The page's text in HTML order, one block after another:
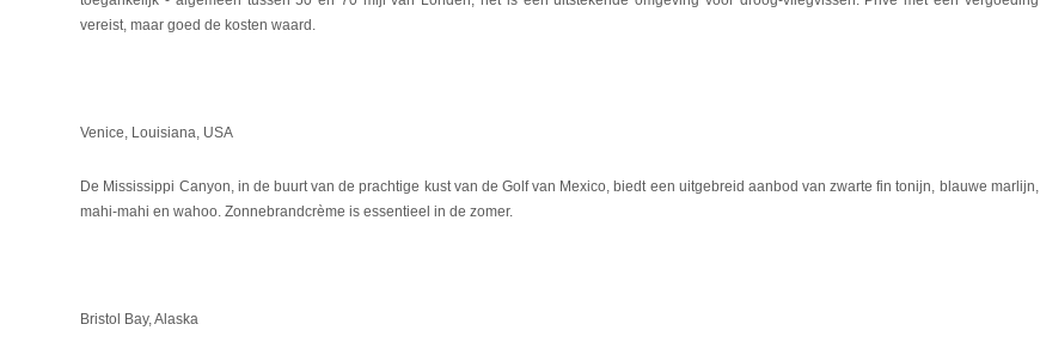
vereist, maar goed de kosten waard.
Venice, Louisiana, USA
De Mississippi Canyon, in de buurt van de prachtige kust van de Golf van Mexico, biedt een uitgebreid aanbod van zwarte fin tonijn, blauwe marlijn,
mahi-mahi en wahoo. Zonnebrandcrème is essentieel in de zomer.
Bristol Bay, Alaska